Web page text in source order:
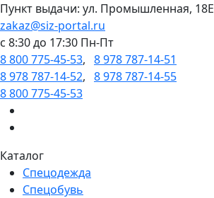
Пункт выдачи: ул. Промышленная, 18Е
zakaz@siz-portal.ru
c 8:30 до 17:30 Пн-Пт
8 800 775-45-53, 8 978 787-14-51
8 978 787-14-52, 8 978 787-14-55
8 800 775-45-53
Каталог
Спецодежда
Спецобувь